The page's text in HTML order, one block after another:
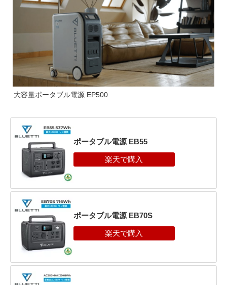
大容量ポータブル電源 EP500
ポータブル電源 EB55
ポータブル電源 EB70S